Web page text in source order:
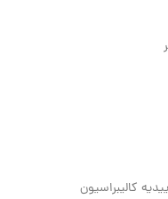
کالیبراسیون